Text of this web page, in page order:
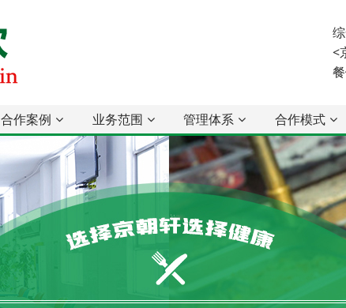
<
合作案例 业务范围 管理体系 合作模式